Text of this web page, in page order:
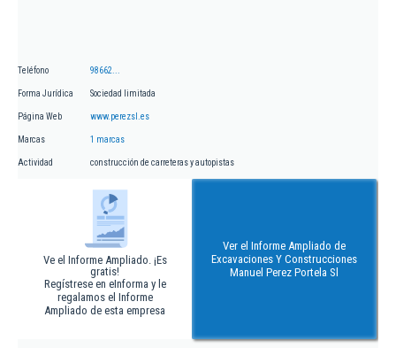
Teléfono 98662...
Forma Jurídica Sociedad limitada
Página Web www.perezsl.es
Marcas 1 marcas
Actividad construcción de carreteras y autopistas
Ve el Informe Ampliado. ¡Es
gratis!
Regístrese en eInforma y le
regalamos el Informe
Ampliado de esta empresa
Ver el Informe Ampliado de
Excavaciones Y Construcciones
Manuel Perez Portela Sl